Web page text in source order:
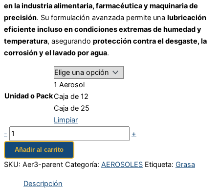
en la industria alimentaria, farmacéutica y maquinaria de
precisión. Su formulación avanzada permite una lubricación
eficiente incluso en condiciones extremas de humedad y
temperatura, asegurando protección contra el desgaste, la
corrosión y el lavado por agua.
Unidad o Pack
1 Aerosol
Caja de 12
Caja de 25
Limpiar
-
+
Añadir al carrito
SKU: Aer3-parent Categoría: AEROSOLES Etiqueta: Grasa
Descripción